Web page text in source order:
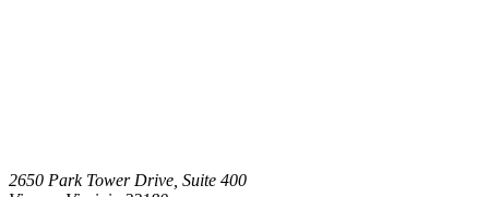
2650 Park Tower Drive, Suite 400